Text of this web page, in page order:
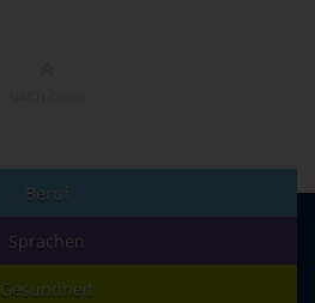
Beruf
Sprachen
Gesundheit